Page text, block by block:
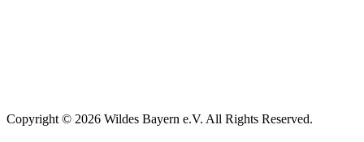
Copyright © 2026 Wildes Bayern e.V. All Rights Reserved.